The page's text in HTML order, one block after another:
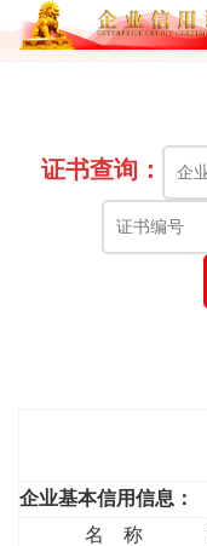
证书查询：
企业基本信用信息：
名 称